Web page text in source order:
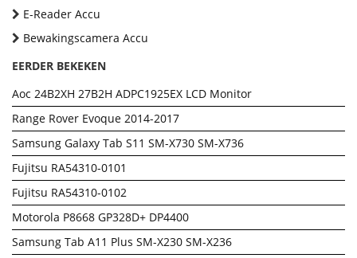
E-Reader Accu
Bewakingscamera Accu
EERDER BEKEKEN
Aoc 24B2XH 27B2H ADPC1925EX LCD Monitor
Range Rover Evoque 2014-2017
Samsung Galaxy Tab S11 SM-X730 SM-X736
Fujitsu RA54310-0101
Fujitsu RA54310-0102
Motorola P8668 GP328D+ DP4400
Samsung Tab A11 Plus SM-X230 SM-X236